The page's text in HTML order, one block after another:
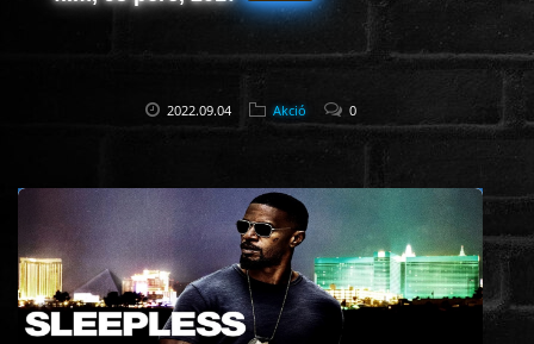
KALAND
FANTASY
2022.09.04 Akció 0